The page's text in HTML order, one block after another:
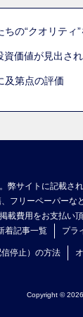
の“クオリティ
価値が見出さ
及第点の評価
弊サイトに記載
フリーペーパー
費用をお支払い
着記事一覧 プラ
停止）の方法
Copyright ©